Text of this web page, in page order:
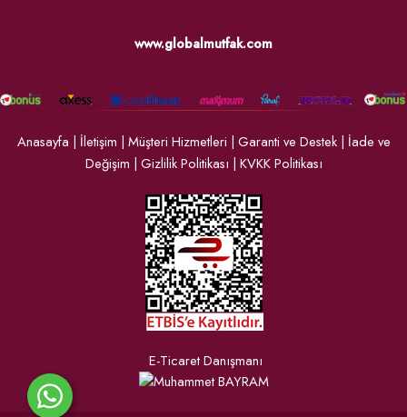
www.globalmutfak.com
Anasayfa | İletişim | Müşteri Hizmetleri | Garanti ve Destek| İade ve
Değişim | Gizlilik Politikası | KVKK Politikası
E-Ticaret Danışmanı